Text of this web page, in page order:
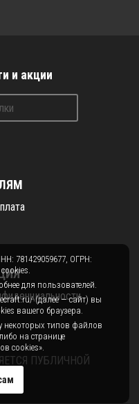
и акции
ПУБЛИЧНОЙ
781429059677, ОГРН:
для пользователей.
(далее — сайт) вы
вашего браузера.
некоторых типов файлов
на странице
cookies».